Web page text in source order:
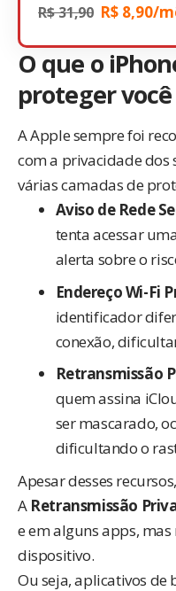
R$ 31,90 R$ 8,90/
O que o
proteger você
A Apple sempre foi
com a privacidade dos
várias camadas de
Aviso de Rede
tenta acessar
alerta sobre o
Endereço Wi-Fi
identificador
conexão,
Retransmissão
quem assina
ser mascarado,
dificultando o
Apesar desses
A Retransmissão
e em alguns apps,
dispositivo.
Ou seja, aplicativos de